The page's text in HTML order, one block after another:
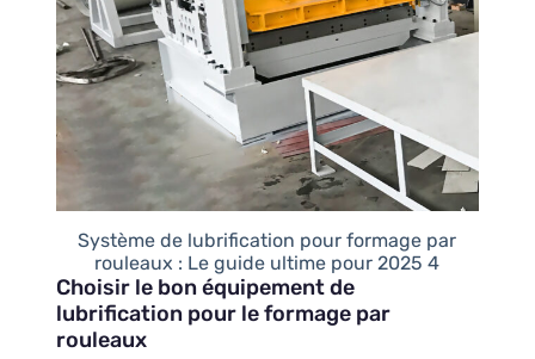
Système de lubrification pour formage par
rouleaux : Le guide ultime pour 2025 4
Choisir le bon équipement de
lubrification pour le formage par
rouleaux